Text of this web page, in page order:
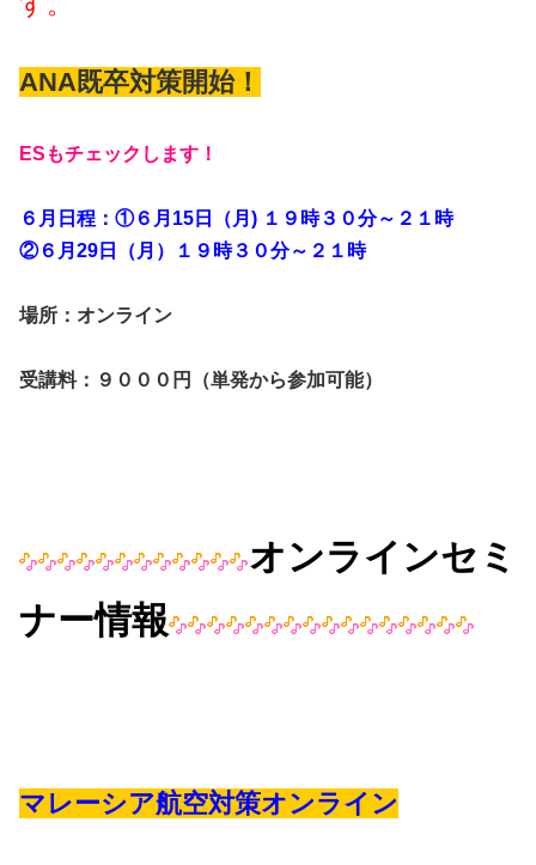
ANA既卒対策開始！
ESもチェックします！
６月日程：①６月15日（月) １９時３０分～２１時
②６月29日（月）１９時３０分～２１時
場所：オンライン
受講料：９０００円（単発から参加可能）
オンラインセミ
ナー情報
マレーシア航空対策オンライン